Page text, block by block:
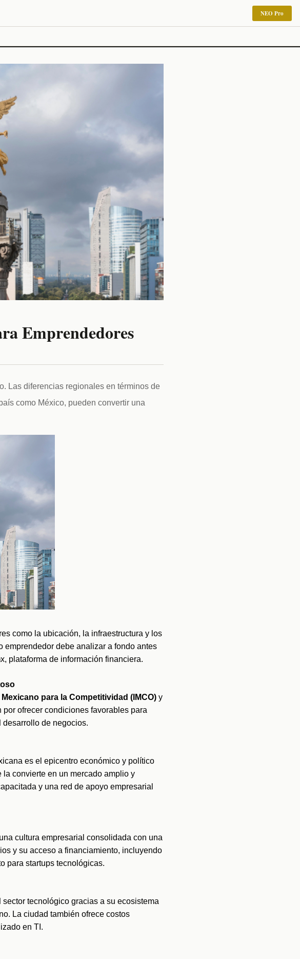
NEO Pro
Emprendedores
Las diferencias regionales en términos de
como México, pueden convertir una
como la ubicación, la infraestructura y los
emprendedor debe analizar a fondo antes
plataforma de información financiera.
Mexicano para la Competitividad (IMCO) y
ofrecer condiciones favorables para
de negocios.
es el epicentro económico y político
convierte en un mercado amplio y
y una red de apoyo empresarial
cultura empresarial consolidada con una
y su acceso a financiamiento, incluyendo
para startups tecnológicas.
tecnológico gracias a su ecosistema
La ciudad también ofrece costos
en TI.